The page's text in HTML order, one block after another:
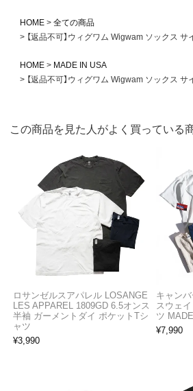
HOME
全ての商品
【返品不可】ウィグワム Wigwam ソックス サ
HOME
MADE IN USA
【返品不可】ウィグワム Wigwam ソックス サ
この商品を見た人がよく買っている
ロサンゼルスアパレル LOSANGE
LES APPAREL 1809GD 6.5オンス
半袖 ガーメントダイ ポケットTシ
ャツ
¥3,990
キャン
スウェ
ツ
¥7,990